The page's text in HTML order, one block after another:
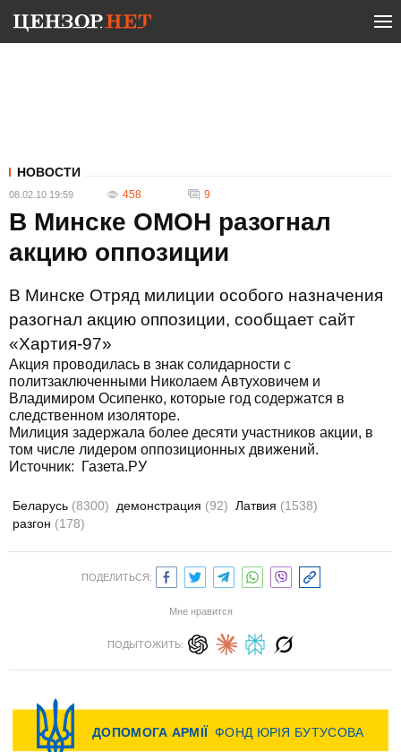
НОВОСТИ
08.02.10 19:59 458 9
В Минске ОМОН разогнал
акцию оппозиции
В Минске Отряд милиции особого назначения
разогнал акцию оппозиции, сообщает сайт
«Хартия-97»
Акция проводилась в знак солидарности с
политзаключенными Николаем Автуховичем и
Владимиром Осипенко, которые год содержатся в
следственном изоляторе.
Милиция задержала более десяти участников акции, в
том числе лидером оппозиционных движений.
Источник:
Газета.РУ
Беларусь (8300) демонстрация (92) Латвия (1538)
разгон (178)
ПОДЕЛИТЬСЯ:
Мне нравится
ПОДЫТОЖИТЬ: